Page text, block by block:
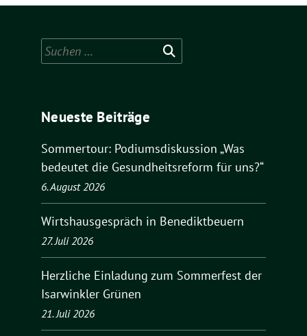
Suchen
nach:
Neueste Beiträge
Sommertour: Podiumsdiskussion „Was
bedeutet die Gesundheitsreform für uns?“
6. August 2026
Wirtshausgespräch in Benediktbeuern
27. Juli 2026
Herzliche Einladung zum Sommerfest der
Isarwinkler Grünen
21. Juli 2026